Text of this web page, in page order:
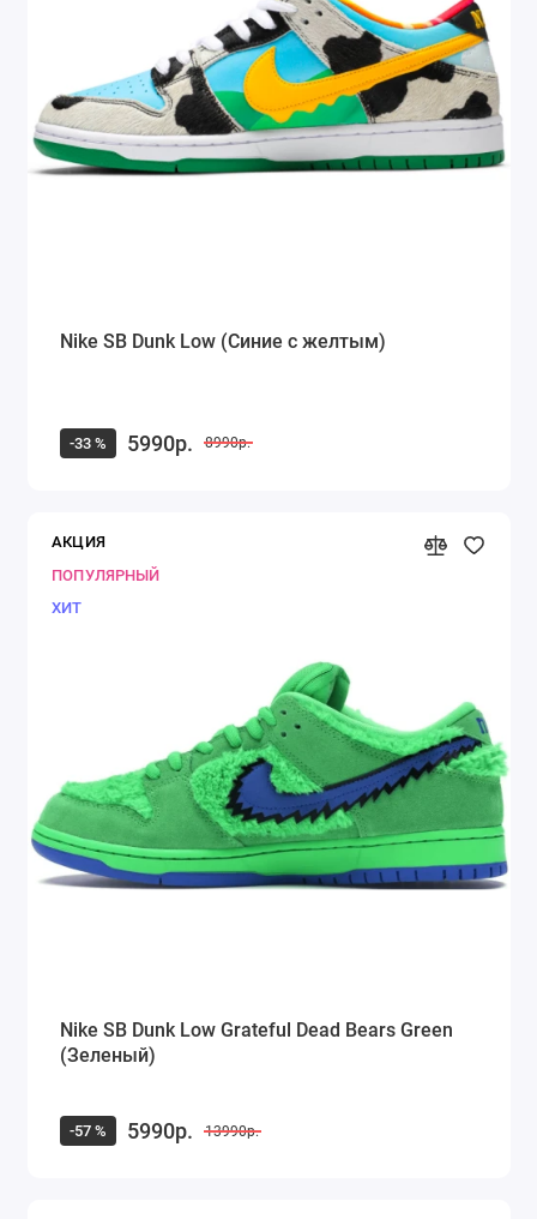
Nike SB Dunk Low (Синие с желтым)
-33 % 5990р. 8990р.
АКЦИЯ
ПОПУЛЯРНЫЙ
ХИТ
Nike SB Dunk Low Grateful Dead Bears Green
(Зеленый)
-57 % 5990р. 13990р.